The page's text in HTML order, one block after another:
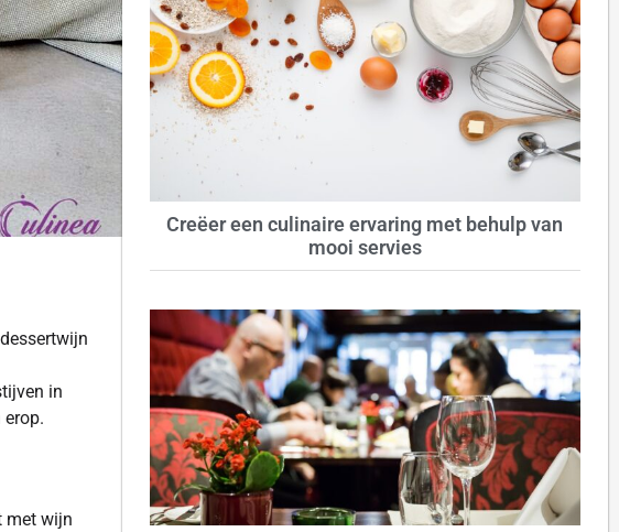
in
met wijn
Creëer een culinaire ervaring met behulp van
mooi servies